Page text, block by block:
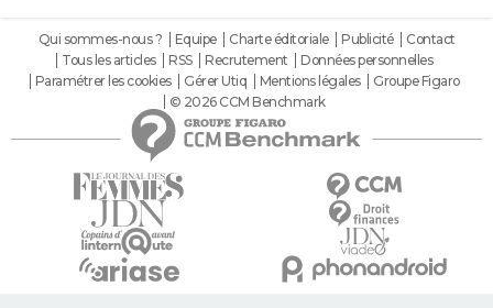
Qui sommes-nous ? Equipe Charte éditoriale Publicité
Contact
Tous les articles
RSS Recrutement
Données personnelles
Paramétrer les cookies
Gérer Utiq Mentions légales
Groupe Figaro
© 2026 CCM Benchmark